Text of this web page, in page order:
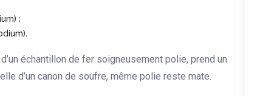
;
échantillon de fer soigneusement polie, prend un
d’un canon de soufre, même polie reste mate.